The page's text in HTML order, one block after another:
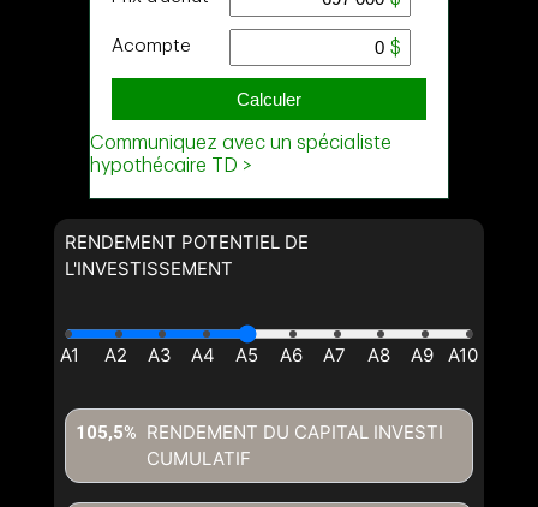
Téléphone
Message
En cliquant sur le bouton « soumettre », vous consentez à nos
RENDEMENT POTENTIEL DE
L'INVESTISSEMENT
RENDEMENT DU CAPITAL INVESTI
CUMULATIF
105,5%